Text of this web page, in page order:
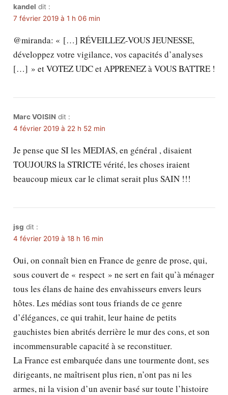
kandel dit :
7 février 2019 à 1 h 06 min
@miranda: « […] RÉVEILLEZ-VOUS JEUNESSE,
développez votre vigilance, vos capacités d’analyses
[…] » et VOTEZ UDC et APPRENEZ à VOUS BATTRE !
Marc VOISIN dit :
4 février 2019 à 22 h 52 min
Je pense que SI les MEDIAS, en général , disaient
TOUJOURS la STRICTE vérité, les choses iraient
beaucoup mieux car le climat serait plus SAIN !!!
jsg dit :
4 février 2019 à 18 h 16 min
Oui, on connaît bien en France de genre de prose, qui,
sous couvert de « respect » ne sert en fait qu’à ménager
tous les élans de haine des envahisseurs envers leurs
hôtes. Les médias sont tous friands de ce genre
d’élégances, ce qui trahit, leur haine de petits
gauchistes bien abrités derrière le mur des cons, et son
incommensurable capacité à se reconstituer.
La France est embarquée dans une tourmente dont, ses
dirigeants, ne maîtrisent plus rien, n’ont pas ni les
armes, ni la vision d’un avenir basé sur toute l’histoire